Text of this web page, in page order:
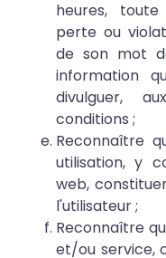
heures,
perte ou
de son mot
information
divulguer,
conditions ;
Reconnaître
utilisation, y
web,
l'utilisateur ;
Reconnaître
et/ou service,